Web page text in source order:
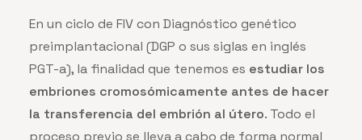
En un ciclo de FIV con Diagnóstico genético
preimplantacional (DGP o sus siglas en inglés
PGT-a), la finalidad que tenemos es estudiar los
embriones cromosómicamente antes de hacer
la transferencia del embrión al útero. Todo el
proceso previo se lleva a cabo de forma normal